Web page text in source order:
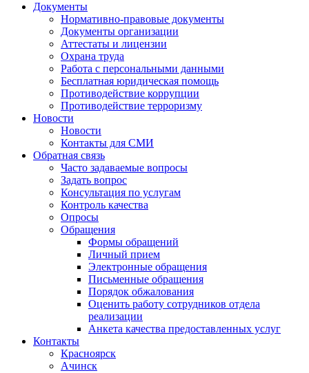
Документы
Нормативно-правовые документы
Документы организации
Аттестаты и лицензии
Охрана труда
Работа с персональными данными
Бесплатная юридическая помощь
Противодействие коррупции
Противодействие терроризму
Новости
Новости
Контакты для СМИ
Обратная связь
Часто задаваемые вопросы
Задать вопрос
Консультация по услугам
Контроль качества
Опросы
Обращения
Формы обращений
Личный прием
Электронные обращения
Письменные обращения
Порядок обжалования
Оценить работу сотрудников отдела
реализации
Анкета качества предоставленных услуг
Контакты
Красноярск
Ачинск